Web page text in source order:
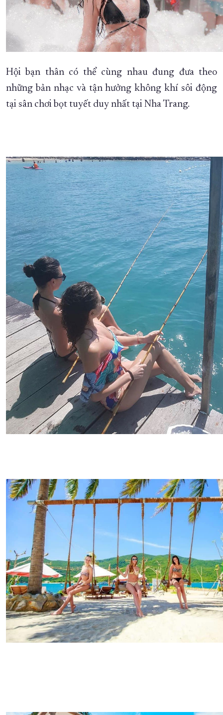
Hội bạn thân có thể cùng nhau đung đưa theo
những bản nhạc và tận hưởng không khí sôi động
tại sân chơi bọt tuyết duy nhất tại Nha Trang.